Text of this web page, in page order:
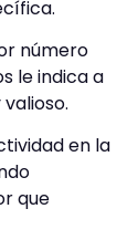
número
le indica a
en la
que